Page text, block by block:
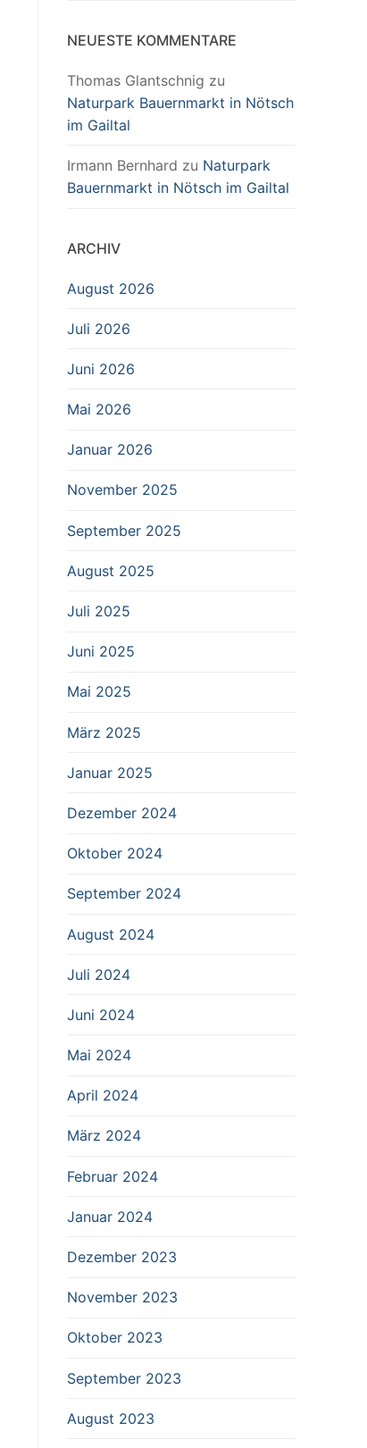
NEUESTE KOMMENTARE
Thomas Glantschnig zu
Naturpark Bauernmarkt in Nötsch
im Gailtal
Irmann Bernhard zu Naturpark
Bauernmarkt in Nötsch im Gailtal
ARCHIV
August 2026
Juli 2026
Juni 2026
Mai 2026
Januar 2026
November 2025
September 2025
August 2025
Juli 2025
Juni 2025
Mai 2025
März 2025
Januar 2025
Dezember 2024
Oktober 2024
September 2024
August 2024
Juli 2024
Juni 2024
Mai 2024
April 2024
März 2024
Februar 2024
Januar 2024
Dezember 2023
November 2023
Oktober 2023
September 2023
August 2023